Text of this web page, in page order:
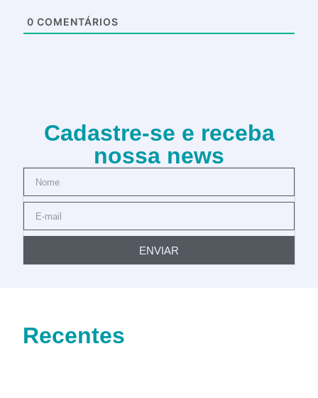
0 COMENTÁRIOS
Cadastre-se e receba
nossa news
ENVIAR
Recentes